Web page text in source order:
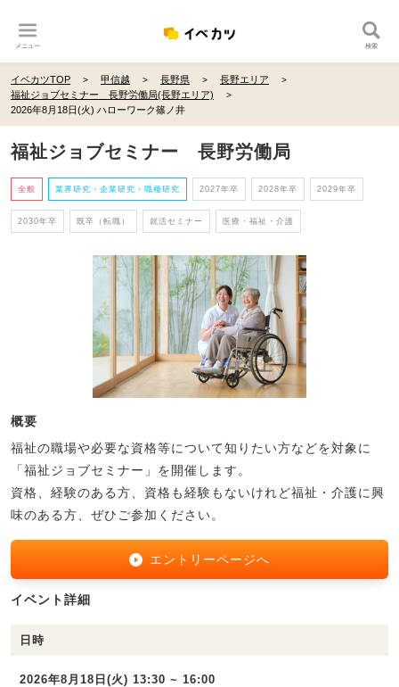
メニュー 検索
イベカツTOP 甲信越 長野県
長野エリア
福祉ジョブセミナー 長野労働局(長野エリア)
2026年8月18日(火) ハローワーク篠ノ井
福祉ジョブセミナー 長野労働局
全般 業界研究・企業研究・職種研究 2027年卒 2028年卒 2029年卒
2030年卒 既卒（転職） 就活セミナー 医療・福祉・介護
概要
福祉の職場や必要な資格等について知りたい方などを対象に
「福祉ジョブセミナー」を開催します。
資格、経験のある方、資格も経験もないけれど福祉・介護に興
味のある方、ぜひご参加ください。
エントリーページへ
イベント詳細
日時
2026年8月18日(火) 13:30 ~ 16:00